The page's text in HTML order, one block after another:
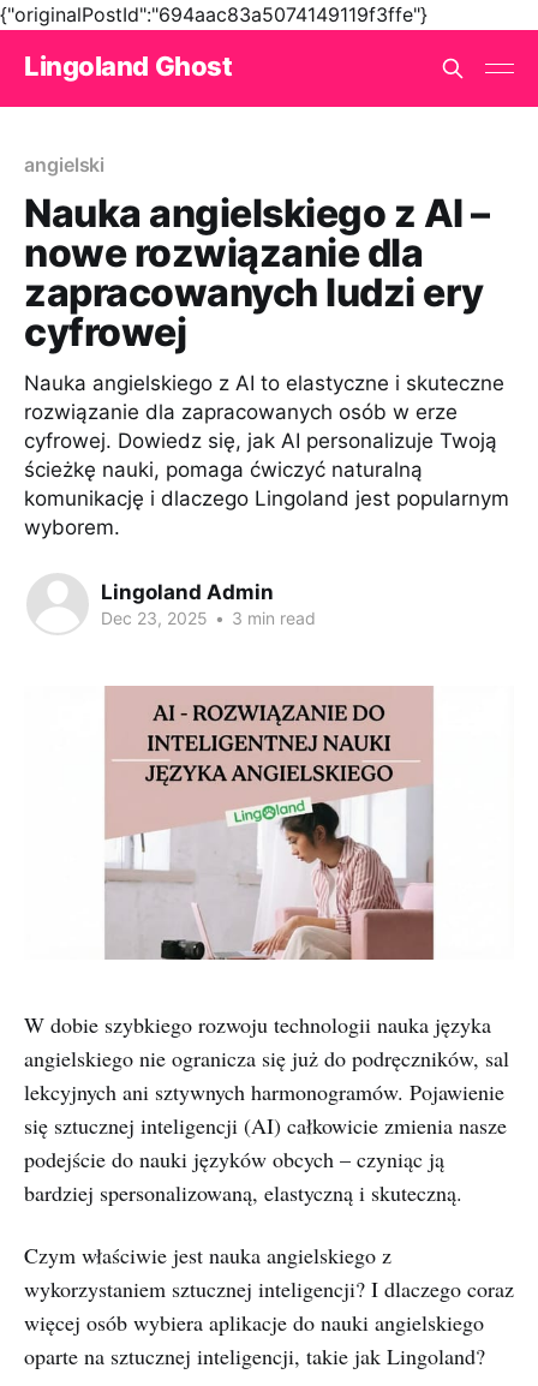
{"originalPostId":"694aac83a5074149119f3ffe"}
Lingoland Ghost
angielski
Nauka angielskiego z AI –
nowe rozwiązanie dla
zapracowanych ludzi ery
cyfrowej
Nauka angielskiego z AI to elastyczne i skuteczne
rozwiązanie dla zapracowanych osób w erze
cyfrowej. Dowiedz się, jak AI personalizuje Twoją
ścieżkę nauki, pomaga ćwiczyć naturalną
komunikację i dlaczego Lingoland jest popularnym
wyborem.
Lingoland Admin
Dec 23, 2025 • 3 min read
W dobie szybkiego rozwoju technologii nauka języka
angielskiego nie ogranicza się już do podręczników, sal
lekcyjnych ani sztywnych harmonogramów. Pojawienie
się sztucznej inteligencji (AI) całkowicie zmienia nasze
podejście do nauki języków obcych – czyniąc ją
bardziej spersonalizowaną, elastyczną i skuteczną.
Czym właściwie jest nauka angielskiego z
wykorzystaniem sztucznej inteligencji? I dlaczego coraz
więcej osób wybiera aplikacje do nauki angielskiego
oparte na sztucznej inteligencji, takie jak Lingoland?